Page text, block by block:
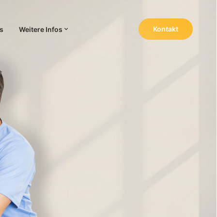
Weitere Infos Navigation wiederholen Kontakt